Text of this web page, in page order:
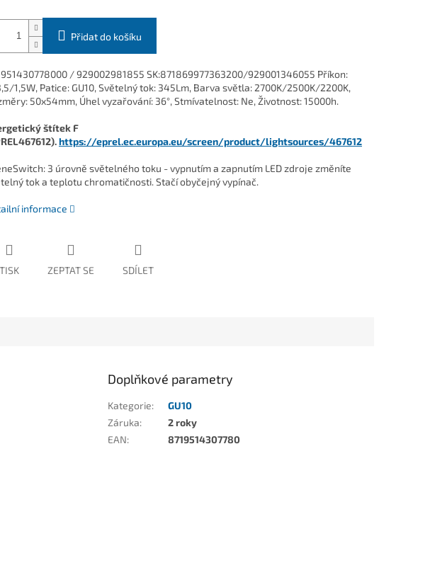
Přidat do košíku
/ 929002981855 SK:871869977363200/929001346055 Příkon:
1,5W, Patice: GU10, Světelný tok: 345Lm, Barva světla: 2700K/2500K/2200K,
50x54mm, Úhel vyzařování: 36°, Stmívatelnost: Ne, Životnost: 15000h.
štítek F
https://eprel.ec.europa.eu/screen/product/lightsources/467612
3 úrovně světelného toku - vypnutím a zapnutím LED zdroje změníte
tok a teplotu chromatičnosti. Stačí obyčejný vypínač.
informace
TISK ZEPTAT SE SDÍLET
Doplňkové parametry
Kategorie:
GU10
Záruka:
2 roky
EAN: 8719514307780